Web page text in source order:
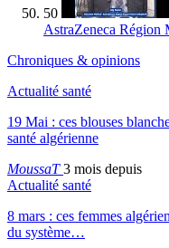
50
AstraZeneca Région
Chroniques & opinions
Actualité santé
19 Mai : ces blouses
santé algérienne
MoussaT3 mois depuis
Actualité santé
8 mars : ces femmes
du système…